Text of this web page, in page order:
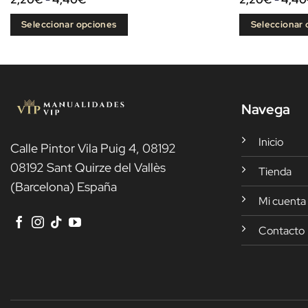
precios:
desde
2,20€
4,40€
Seleccionar opciones
variantes.
opciones
se
pueden
elegir
en
Seleccionar
variantes.
opciones
se
elegir
en
la
página
Calle Pintor Vila Puig 4, 08192
08192 Sant Quirze del Vallès
(Barcelona) España
Navega
Inicio
Tienda
Mi cuenta
Contacto